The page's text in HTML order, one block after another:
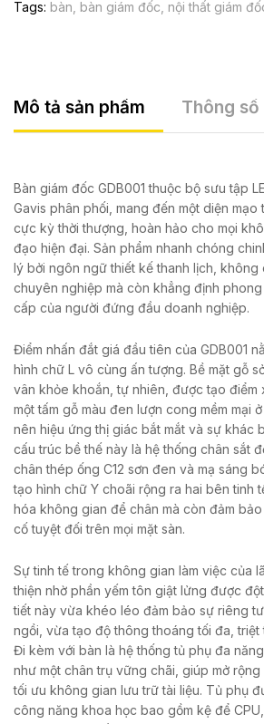
Tags: bàn bàn giám đốc nội thất giám
Mô tả sản phẩm Thông số
Bàn giám đốc GDB001 thuộc bộ sưu tập
Gavis phân phối, mang đến một diện mạo
cực kỳ thời thượng, hoàn hảo cho mọi
đạo hiện đại. Sản phẩm nhanh chóng
lý bởi ngôn ngữ thiết kế thanh lịch, không
chuyên nghiệp mà còn khẳng định
cấp của người đứng đầu doanh nghiệp.
Điểm nhấn đắt giá đầu tiên của GDB001
hình chữ L vô cùng ấn tượng. Bề mặt gỗ
vân khỏe khoắn, tự nhiên, được tạo điểm
một tấm gỗ màu đen lượn cong mềm mại
nên hiệu ứng thị giác bắt mắt và sự khác
cấu trúc bề thế này là hệ thống chân sắt
chân thép ống C12 sơn đen và mạ sáng
tạo hình chữ Y choãi rộng ra hai bên tinh
hóa không gian để chân mà còn đảm
cố tuyệt đối trên mọi mặt sàn.
Sự tinh tế trong không gian làm việc của
thiện nhờ phần yếm tôn giật lửng được
tiết này vừa khéo léo đảm bảo sự riêng
ngồi, vừa tạo độ thông thoáng tối đa, triệt
Đi kèm với bàn là hệ thống tủ phụ đa
như một chân trụ vững chãi, giúp mở
tối ưu không gian lưu trữ tài liệu. Tủ phụ
công năng khoa học bao gồm kệ để